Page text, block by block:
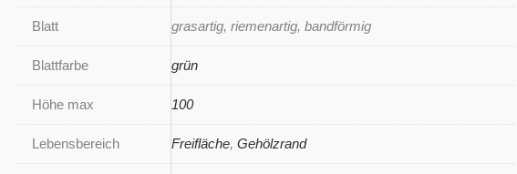
Blatt grasartig, riemenartig, bandförmig
Blattfarbe grün
Höhe max 100
Lebensbereich Freifläche, Gehölzrand